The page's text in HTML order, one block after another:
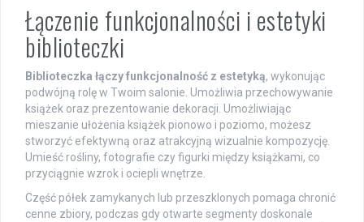
Łączenie funkcjonalności i estetyki
biblioteczki
Biblioteczka łączy funkcjonalność z estetyką, wykonując
podwójną rolę w Twoim salonie. Umożliwia przechowywanie
książek oraz prezentowanie dekoracji. Umożliwiając
mieszanie ułożenia książek pionowo i poziomo, możesz
stworzyć efektywną oraz atrakcyjną wizualnie kompozycję.
Umieść rośliny, fotografie czy figurki między książkami, co
przyciągnie wzrok i ociepli wnętrze.
Część półek zamykanych lub przeszklonych pomaga chronić
cenne zbiory, podczas gdy otwarte segmenty doskonale